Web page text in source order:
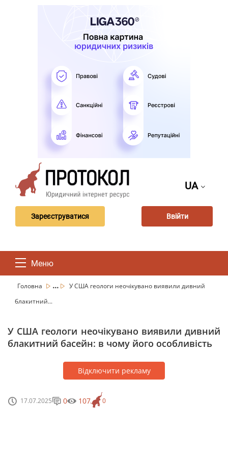
UA
Зареєструватися Ввійти
Меню
Головна ...
У США геологи неочікувано виявили дивний
блакитний...
У США геологи неочікувано виявили дивний
блакитний басейн: в чому його особливість
Відключити рекламу
17.07.2025 0
0 107